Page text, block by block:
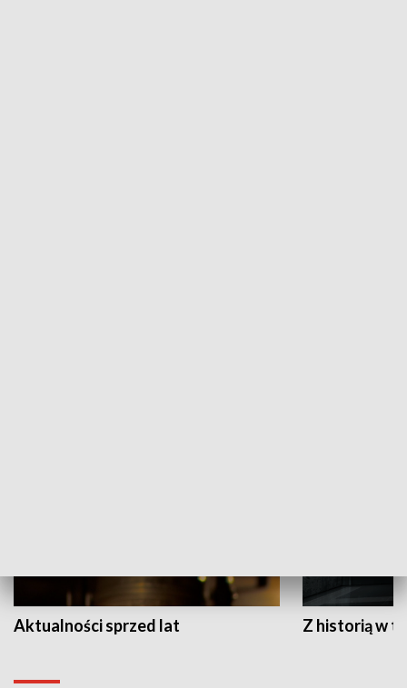
Aktualności sprzed lat Z historią w